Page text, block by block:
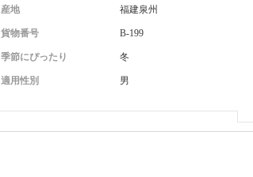
産地 福建泉州
貨物番号 B-199
季節にぴったり 冬
適用性別 男